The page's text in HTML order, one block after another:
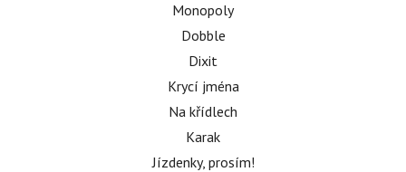
Monopoly
Dobble
Dixit
Krycí jména
Na křídlech
Karak
Jízdenky, prosím!